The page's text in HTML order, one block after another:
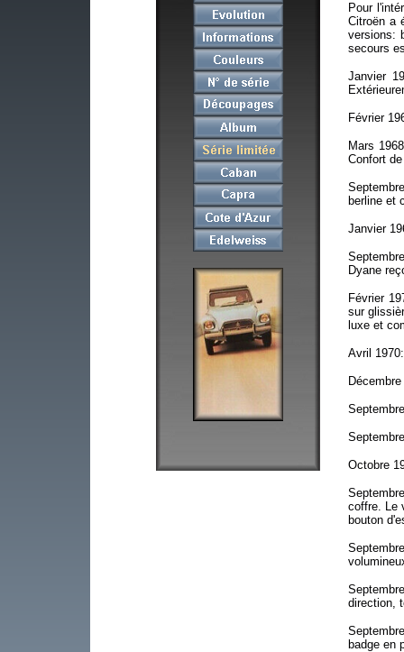
Pour
Citroën a
versions:
secours
Janvier
Février
Mars
Confort
berline et
Janvier
Dyane
Février
sur
luxe et
Avril
Octobre
coffre. Le
bouton
direction,
badge en